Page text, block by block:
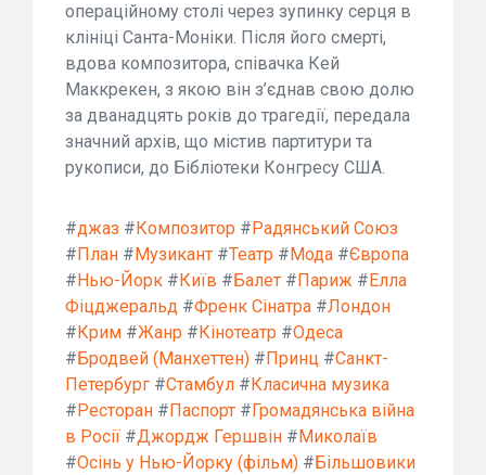
операційному столі через зупинку серця в
клініці Санта-Моніки. Після його смерті,
вдова композитора, співачка Кей
Маккрекен, з якою він з’єднав свою долю
за дванадцять років до трагедії, передала
значний архів, що містив партитури та
рукописи, до Бібліотеки Конгресу США.
#джаз #Композитор #Радянський Союз
#План #Музикант #Театр #Мода #Європа
#Нью-Йорк #Київ #Балет #Париж #Елла
Фіцджеральд #Френк Сінатра #Лондон
#Крим #Жанр #Кінотеатр #Одеса
#Бродвей (Манхеттен) #Принц #Санкт-
Петербург #Стамбул #Класична музика
#Ресторан #Паспорт #Громадянська війна
в Росії #Джордж Гершвін #Миколаїв
#Осінь у Нью-Йорку (фільм) #Більшовики